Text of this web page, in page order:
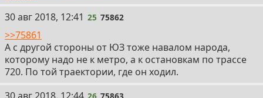
25
30 авг 2018, 12:41 25 75862
>>75861
А с другой стороны от ЮЗ тоже навалом народа,
которому надо не к метро, а к остановкам по трассе
720. По той траектории, где он ходил.
26